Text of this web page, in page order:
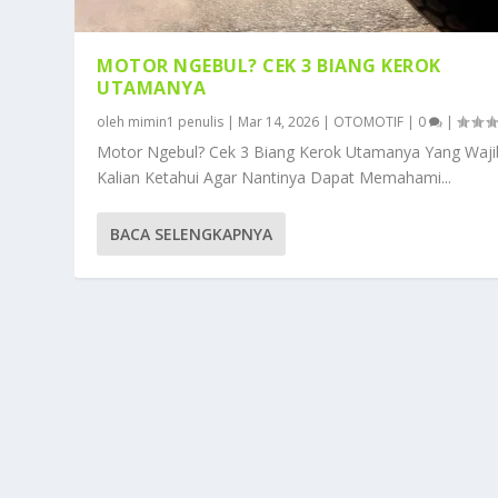
MOTOR NGEBUL? CEK 3 BIANG KEROK
UTAMANYA
oleh mimin1 penulis | Mar 14, 2026 | OTOMOTIF | 0 |
Motor Ngebul? Cek 3 Biang Kerok Utamanya Yang
Kalian Ketahui Agar Nantinya Dapat Memahami...
BACA SELENGKAPNYA